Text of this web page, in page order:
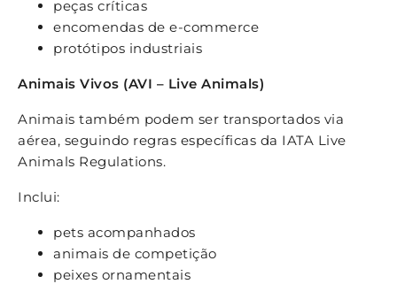
peças críticas
encomendas de e-commerce
protótipos industriais
Animais Vivos (AVI – Live Animals)
Animais também podem ser transportados via
aérea, seguindo regras específicas da IATA Live
Animals Regulations.
Inclui:
pets acompanhados
animais de competição
peixes ornamentais